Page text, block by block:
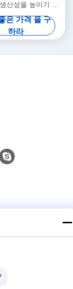
산성을 높이기 위
력과 정밀 짜림의
완벽한 조합
은 가격 을 구
하라
시, 장쑤성, 중